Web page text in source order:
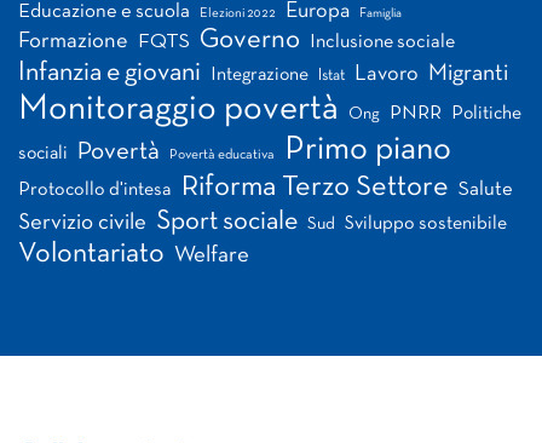
Educazione e scuola Elezioni 2022 Europa Famiglia
Formazione FQTS Governo Inclusione sociale
Infanzia e giovani Integrazione Istat Lavoro Migranti
Monitoraggio povertà Ong PNRR Politiche
sociali Povertà Povertà educativa Primo piano
Protocollo d'intesa Riforma Terzo Settore Salute
Servizio civile Sport sociale Sud Sviluppo sostenibile
Volontariato Welfare